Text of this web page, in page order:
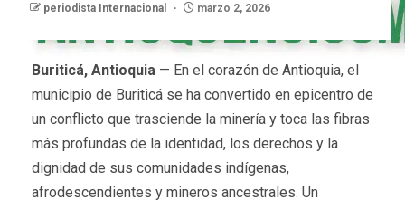
periodista Internacional marzo 2, 2026
Buriticá, Antioquia — En el corazón de Antioquia, el
municipio de Buriticá se ha convertido en epicentro de
un conflicto que trasciende la minería y toca las fibras
más profundas de la identidad, los derechos y la
dignidad de sus comunidades indígenas,
afrodescendientes y mineros ancestrales. Un